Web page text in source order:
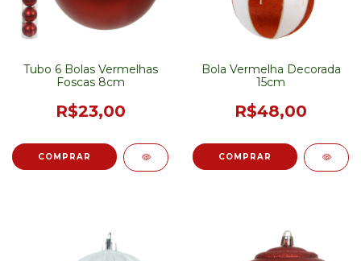
Tubo 6 Bolas Vermelhas
Foscas 8cm
R$23,00
Bola Vermelha Decorada
15cm
R$48,00